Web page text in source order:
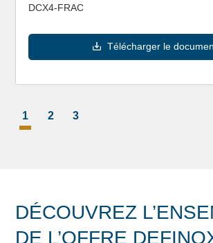
DCX4-FRAC
Télécharger le
1 2 3
DÉCOUVREZ
DE L’OFFRE